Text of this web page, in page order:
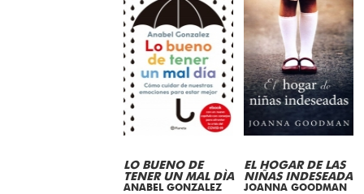
LO BUENO DE
TENER UN MAL DÌA
ANABEL GONZALEZ
EL HOGAR DE LAS
NIÑAS INDESEADA
JOANNA GOODMAN